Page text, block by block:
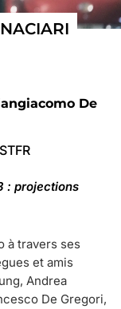
De
: projections
à travers ses
et amis
Andrea
De Gregori,